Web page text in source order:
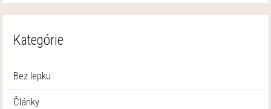
Kategórie
Bez lepku
Články